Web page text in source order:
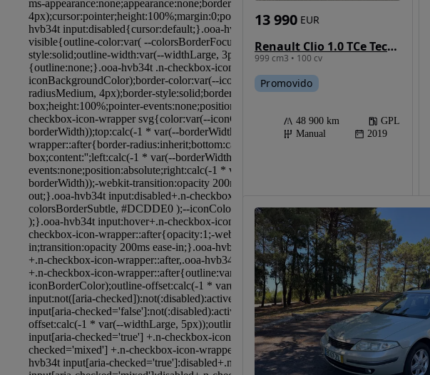
Renault Clio 1.0 TCe Techno Bi-Fuel
999 cm3 • 100 cv
13 990 EUR
Promovido
48 900 km
GPL
Manual
2019